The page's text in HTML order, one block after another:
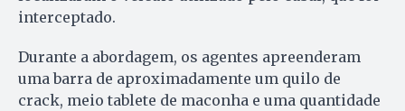
interceptado.
Durante a abordagem, os agentes apreenderam
uma barra de aproximadamente um quilo de
crack, meio tablete de maconha e uma quantidade